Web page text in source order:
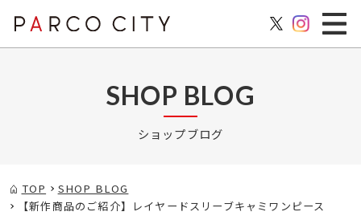
SHOP BLOG
ショップブログ
TOP
SHOP BLOG
【新作商品のご紹介】レイヤードスリーブキャミワンピース